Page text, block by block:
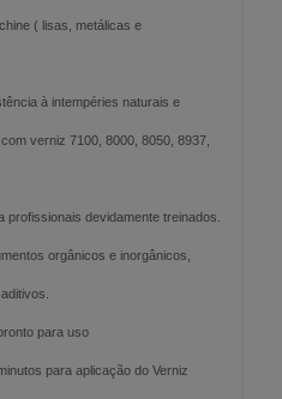
( lisas, metálicas e
à intempéries naturais e
verniz 7100, 8000, 8050, 8937,
devidamente treinados.
orgânicos e inorgânicos,
para uso
para aplicação do Verniz